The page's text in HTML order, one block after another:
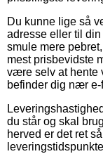
Du kunne lige så
adresse eller til
smule mere
mest prisbevidste
være selv at hente
befinder dig nær
du står og skal
herved er det ret